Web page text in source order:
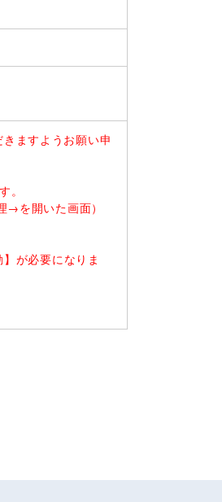
ますようお願い申
。
を開いた画面）
が必要になりま